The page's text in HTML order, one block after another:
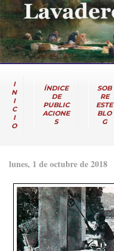
I
N
I
C
I
O
ÍNDICE
DE
PUBLIC
ACIONE
S
SOB
RE
ESTE
BLO
G
lunes, 1 de octubre de 2018